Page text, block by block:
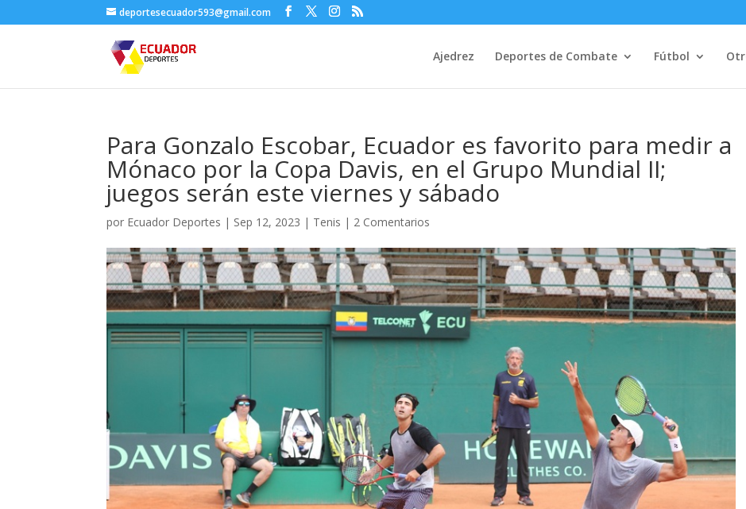
deportesecuador593@gmail.com
Ajedrez Deportes de Combate Fútbol
Para Gonzalo Escobar, Ecuador es favorito para medir a
Mónaco por la Copa Davis, en el Grupo Mundial II;
juegos serán este viernes y sábado
por Ecuador Deportes | Sep 12, 2023 | Tenis | 2 Comentarios